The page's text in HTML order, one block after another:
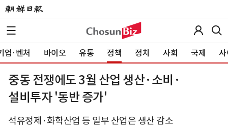
업·벤처 바이오 유통 정책 정치 사회 국제 사
중동 전쟁에도 3월 산업 생산·소비·
설비투자 '동반 증가'
석유정제·화학산업 등 일부 산업은 생산 감소